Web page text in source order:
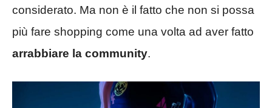
considerato. Ma non è il fatto che non si possa
più fare shopping come una volta ad aver fatto
arrabbiare la community.